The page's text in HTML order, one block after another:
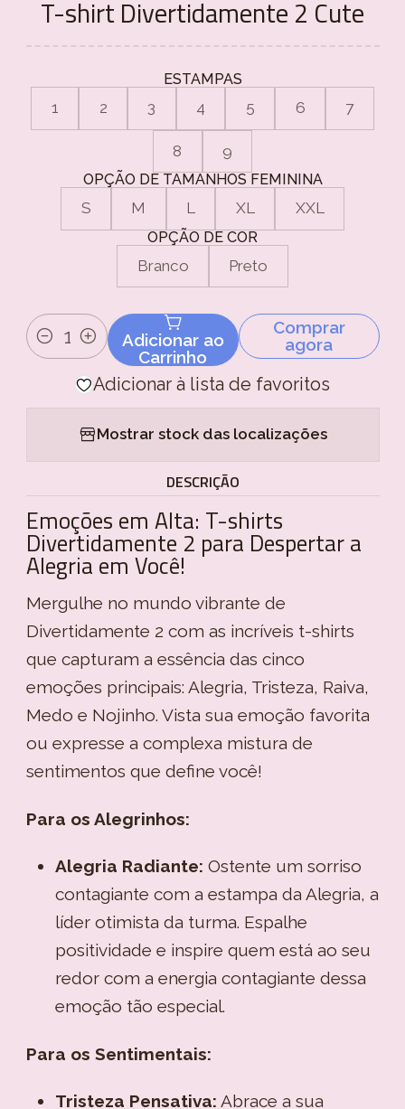
T-shirt Divertidamente 2 Cute
ESTAMPAS
1 2 3 4 5 6 7
8 9
OPÇÃO DE TAMANHOS FEMININA
S M L XL XXL
OPÇÃO DE COR
Branco Preto
Quantidade
Adicionar ao
Carrinho
Comprar
agora
Adicionar à lista de favoritos
Mostrar stock das localizações
DESCRIÇÃO
Emoções em Alta: T-shirts
Divertidamente 2 para Despertar a
Alegria em Você!
Mergulhe no mundo vibrante de
Divertidamente 2 com as incríveis t-shirts
que capturam a essência das cinco
emoções principais: Alegria, Tristeza, Raiva,
Medo e Nojinho. Vista sua emoção favorita
ou expresse a complexa mistura de
sentimentos que define você!
Para os Alegrinhos:
Alegria Radiante: Ostente um sorriso
contagiante com a estampa da Alegria, a
líder otimista da turma. Espalhe
positividade e inspire quem está ao seu
redor com a energia contagiante dessa
emoção tão especial.
Para os Sentimentais:
Tristeza Pensativa: Abrace a sua